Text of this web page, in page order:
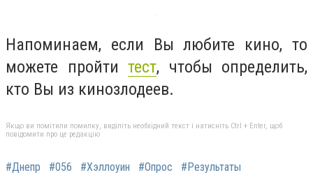
Напоминаем, если Вы любите кино, то
можете пройти тест, чтобы определить,
кто Вы из кинозлодеев.
Якщо ви помітили помилку, виділіть необхідний текст і натисніть Ctrl + Enter, щоб
повідомити про це редакцію
#Днепр #056 #Хэллоуин #Опрос #Результаты